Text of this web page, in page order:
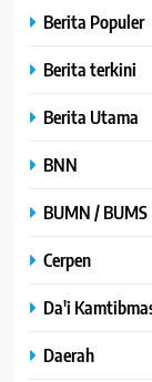
Berita Populer
Berita terkini
Berita Utama
BNN
BUMN / BUMS
Cerpen
Da'i
Daerah